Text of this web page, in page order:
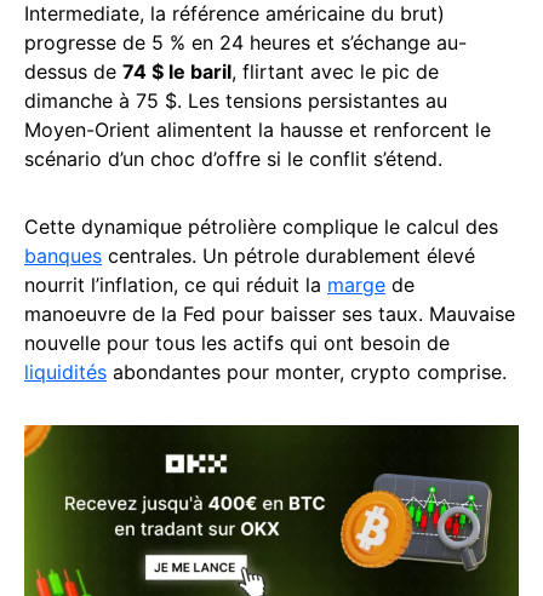
Intermediate, la référence américaine du brut)
progresse de 5 % en 24 heures et s’échange au-
dessus de 74 $ le baril, flirtant avec le pic de
dimanche à 75 $. Les tensions persistantes au
Moyen-Orient alimentent la hausse et renforcent le
scénario d’un choc d’offre si le conflit s’étend.
Cette dynamique pétrolière complique le calcul des
banques centrales. Un pétrole durablement élevé
nourrit l’inflation, ce qui réduit la marge de
manoeuvre de la Fed pour baisser ses taux. Mauvaise
nouvelle pour tous les actifs qui ont besoin de
liquidités abondantes pour monter, crypto comprise.